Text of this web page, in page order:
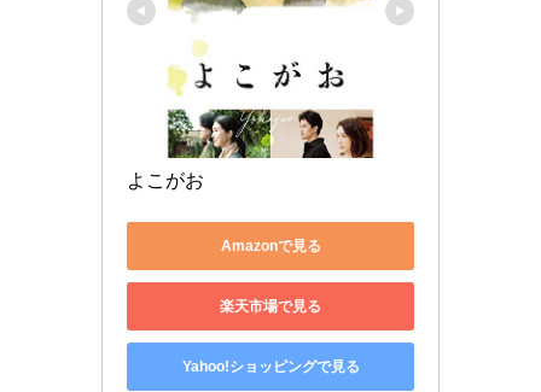
よこがお
Amazonで見る
楽天市場で見る
Yahoo!ショッピングで見る